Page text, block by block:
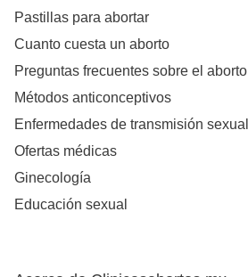
Pastillas para abortar
Cuanto cuesta un aborto
Preguntas frecuentes sobre el aborto
Métodos anticonceptivos
Enfermedades de transmisión sexual
Ofertas médicas
Ginecología
Educación sexual